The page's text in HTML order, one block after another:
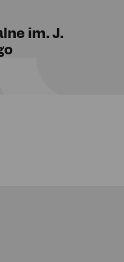
im. J.